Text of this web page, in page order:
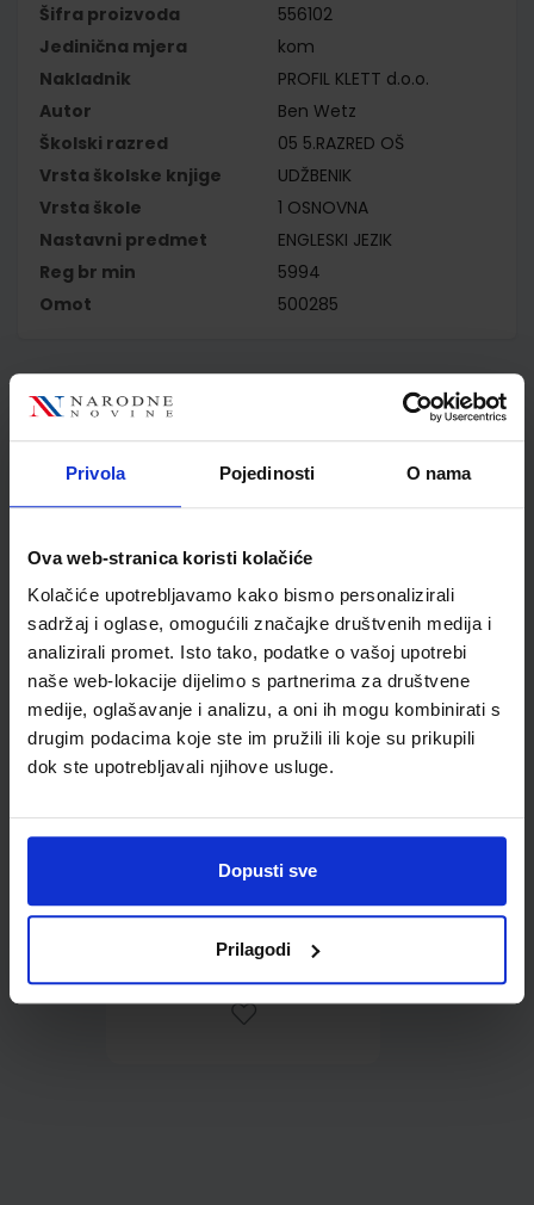
Privola Pojedinosti O nama
Ova web-stranica koristi kolačiće
Kolačiće upotrebljavamo kako bismo personalizirali
sadržaj i oglase, omogućili značajke društvenih medija i
analizirali promet. Isto tako, podatke o vašoj upotrebi
naše web-lokacije dijelimo s partnerima za društvene
medije, oglašavanje i analizu, a oni ih mogu kombinirati s
drugim podacima koje ste im pružili ili koje su prikupili
dok ste upotrebljavali njihove usluge.
Dopusti sve
Prilagodi
Šifra proizvoda
556102
Jedinična mjera
kom
Nakladnik
PROFIL KLETT d.o.o.
Autor
Ben Wetz
Školski razred
05 5.RAZRED OŠ
Vrsta školske knjige
UDŽBENIK
Vrsta škole
1 OSNOVNA
Nastavni predmet
ENGLESKI JEZIK
Reg br min
5994
Omot
500285
Kupci najčešće biraju..
Omot PVC za školske
udžbenike; dimenzije
452x282; tip 285
0,85 €